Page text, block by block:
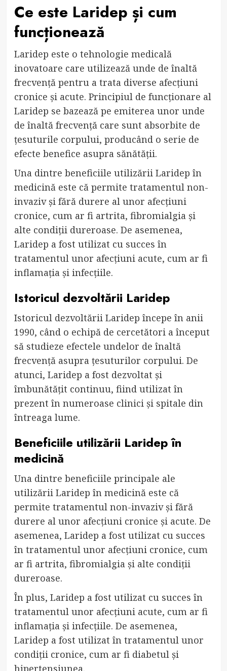
Ce este Laridep și cum
funcționează
Laridep este o tehnologie medicală
inovatoare care utilizează unde de înaltă
frecvență pentru a trata diverse afecțiuni
cronice și acute. Principiul de funcționare al
Laridep se bazează pe emiterea unor unde
de înaltă frecvență care sunt absorbite de
țesuturile corpului, producând o serie de
efecte benefice asupra sănătății.
Una dintre beneficiile utilizării Laridep în
medicină este că permite tratamentul non-
invaziv și fără durere al unor afecțiuni
cronice, cum ar fi artrita, fibromialgia și
alte condiții dureroase. De asemenea,
Laridep a fost utilizat cu succes în
tratamentul unor afecțiuni acute, cum ar fi
inflamația și infecțiile.
Istoricul dezvoltării Laridep
Istoricul dezvoltării Laridep începe în anii
1990, când o echipă de cercetători a început
să studieze efectele undelor de înaltă
frecvență asupra țesuturilor corpului. De
atunci, Laridep a fost dezvoltat și
îmbunătățit continuu, fiind utilizat în
prezent în numeroase clinici și spitale din
întreaga lume.
Beneficiile utilizării Laridep în
medicină
Una dintre beneficiile principale ale
utilizării Laridep în medicină este că
permite tratamentul non-invaziv și fără
durere al unor afecțiuni cronice și acute. De
asemenea, Laridep a fost utilizat cu succes
în tratamentul unor afecțiuni cronice, cum
ar fi artrita, fibromialgia și alte condiții
dureroase.
În plus, Laridep a fost utilizat cu succes în
tratamentul unor afecțiuni acute, cum ar fi
inflamația și infecțiile. De asemenea,
Laridep a fost utilizat în tratamentul unor
condiții cronice, cum ar fi diabetul și
hipertensiunea.